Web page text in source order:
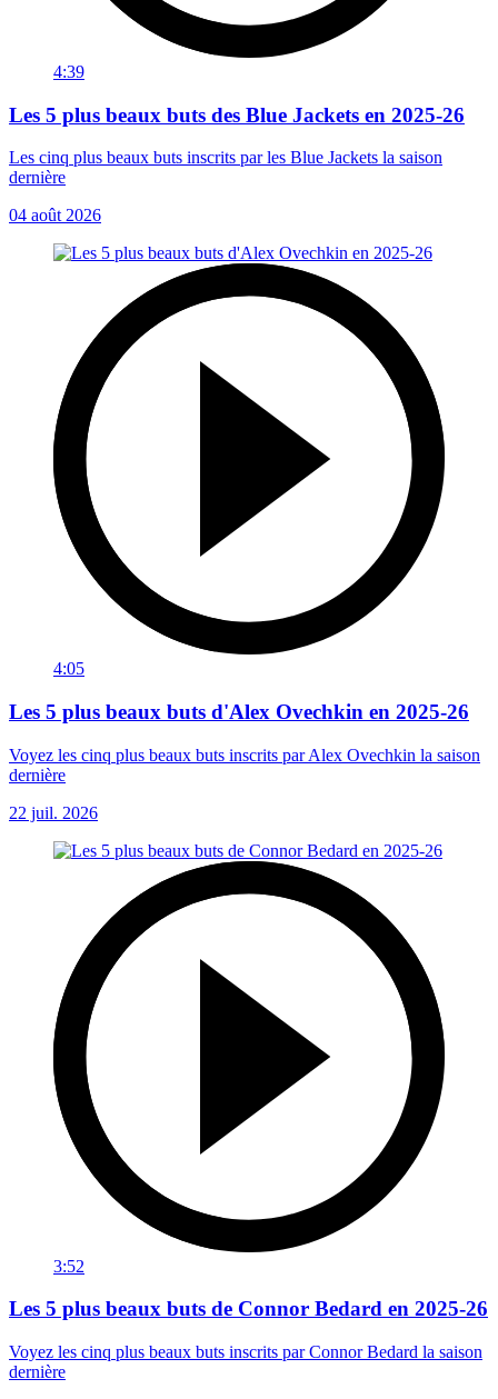
4:39
Les 5 plus beaux buts des Blue Jackets en 2025-26
Les cinq plus beaux buts inscrits par les Blue Jackets la saison
dernière
04 août 2026
4:05
Les 5 plus beaux buts d'Alex Ovechkin en 2025-26
Voyez les cinq plus beaux buts inscrits par Alex Ovechkin la saison
dernière
22 juil. 2026
3:52
Les 5 plus beaux buts de Connor Bedard en 2025-26
Voyez les cinq plus beaux buts inscrits par Connor Bedard la saison
dernière